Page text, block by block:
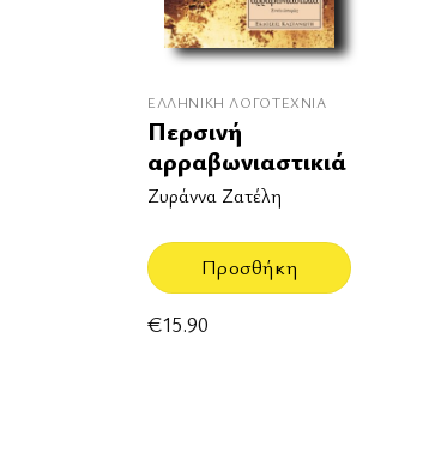
ΕΛΛΗΝΙΚΉ ΛΟΓΟΤΕΧΝΊΑ
Περσινή
αρραβωνιαστικιά
Ζυράννα Ζατέλη
Προσθήκη
€15.90